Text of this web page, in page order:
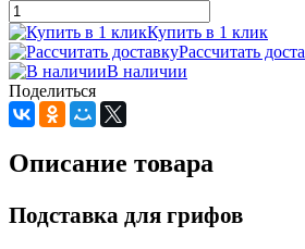
Купить в 1 клик
Рассчитать
В наличии
Поделиться
Описание товара
Подставка для грифов